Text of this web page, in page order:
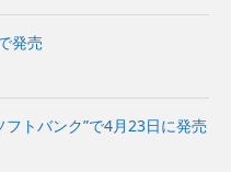
発売
フトバンク”で4月23日に発売